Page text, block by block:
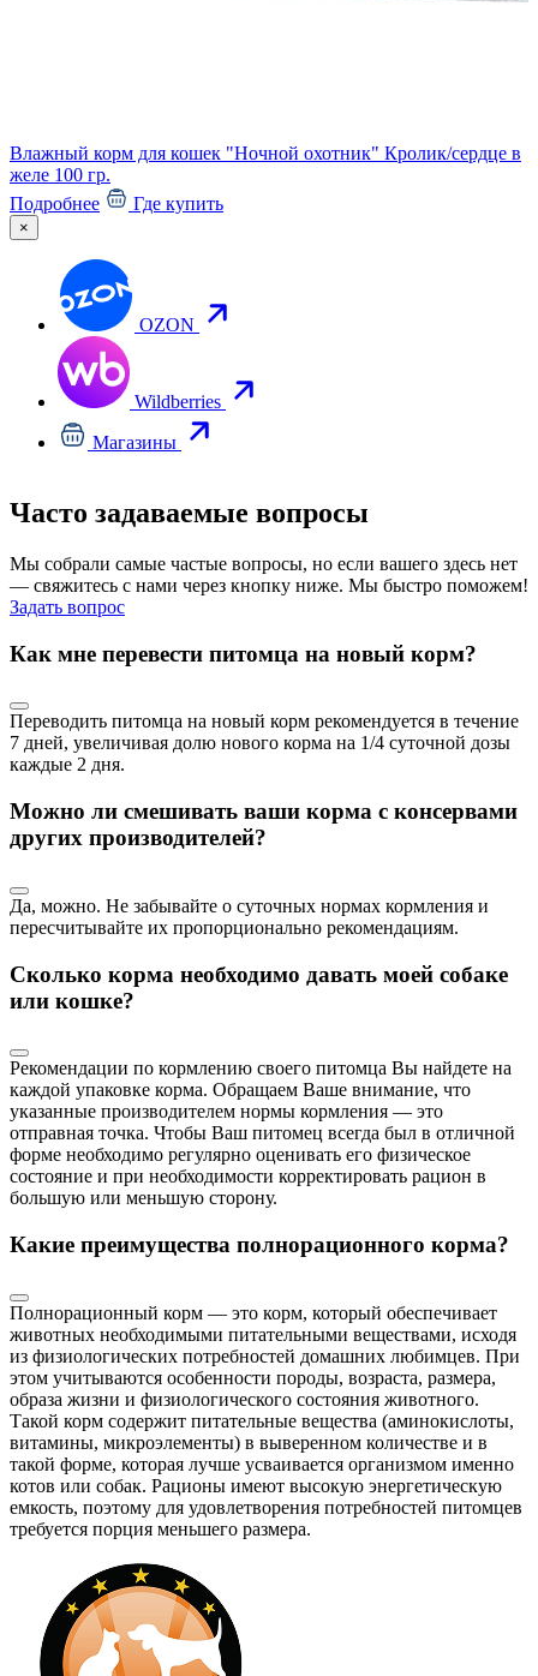
Влажный корм для кошек "Ночной охотник" Кролик/сердце в
желе 100 гр.
Подробнее
Где купить
×
OZON
Wildberries
Магазины
Часто задаваемые вопросы
Мы собрали самые частые вопросы, но если вашего здесь нет
— свяжитесь с нами через кнопку ниже. Мы быстро поможем!
Задать вопрос
Как мне перевести питомца на новый корм?
Переводить питомца на новый корм рекомендуется в течение
7 дней, увеличивая долю нового корма на 1/4 суточной дозы
каждые 2 дня.
Можно ли смешивать ваши корма с консервами
других производителей?
Да, можно. Не забывайте о суточных нормах кормления и
пересчитывайте их пропорционально рекомендациям.
Сколько корма необходимо давать моей собаке
или кошке?
Рекомендации по кормлению своего питомца Вы найдете на
каждой упаковке корма. Обращаем Ваше внимание, что
указанные производителем нормы кормления — это
отправная точка. Чтобы Ваш питомец всегда был в отличной
форме необходимо регулярно оценивать его физическое
состояние и при необходимости корректировать рацион в
большую или меньшую сторону.
Какие преимущества полнорационного корма?
Полнорационный корм — это корм, который обеспечивает
животных необходимыми питательными веществами, исходя
из физиологических потребностей домашних любимцев. При
этом учитываются особенности породы, возраста, размера,
образа жизни и физиологического состояния животного.
Такой корм содержит питательные вещества (аминокислоты,
витамины, микроэлементы) в выверенном количестве и в
такой форме, которая лучше усваивается организмом именно
котов или собак. Рационы имеют высокую энергетическую
емкость, поэтому для удовлетворения потребностей питомцев
требуется порция меньшего размера.